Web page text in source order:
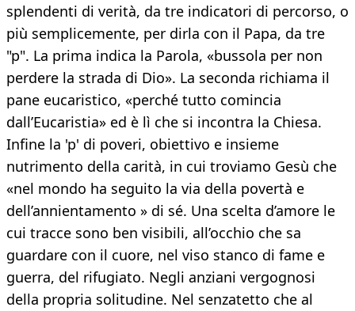
splendenti di verità, da tre indicatori di percorso, o
più semplicemente, per dirla con il Papa, da tre
"p". La prima indica la Parola, «bussola per non
perdere la strada di Dio». La seconda richiama il
pane eucaristico, «perché tutto comincia
dall’Eucaristia» ed è lì che si incontra la Chiesa.
Infine la 'p' di poveri, obiettivo e insieme
nutrimento della carità, in cui troviamo Gesù che
«nel mondo ha seguito la via della povertà e
dell’annientamento » di sé. Una scelta d’amore le
cui tracce sono ben visibili, all’occhio che sa
guardare con il cuore, nel viso stanco di fame e
guerra, del rifugiato. Negli anziani vergognosi
della propria solitudine. Nel senzatetto che al